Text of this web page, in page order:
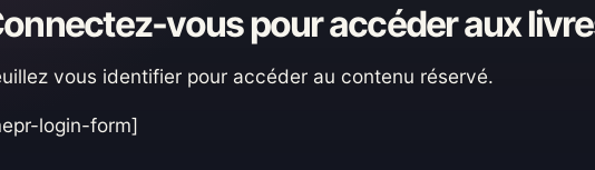
vous pour accéder aux
vous identifier pour accéder au contenu réservé.
login-form]